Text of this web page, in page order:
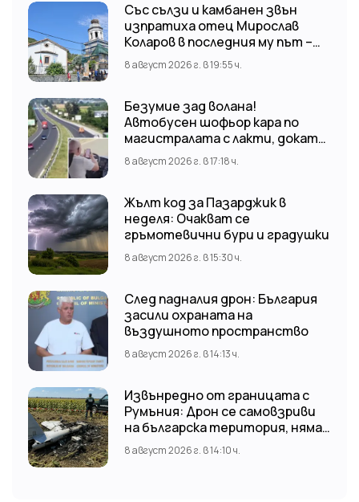
Със сълзи и камбанен звън
изпратиха отец Мирослав
Коларов в последния му път –
Пловдивският митрополит
Николай отслужи опелото
8 август 2026 г. в 19:55 ч.
Безумие зад волана!
Автобусен шофьор кара по
магистралата с лакти, докато
гледа TikTok
8 август 2026 г. в 17:18 ч.
Жълт код за Пазарджик в
неделя: Очакват се
гръмотевични бури и градушки
8 август 2026 г. в 15:30 ч.
След падналия дрон: България
засили охраната на
въздушното пространство
8 август 2026 г. в 14:13 ч.
Извънредно от границата с
Румъния: Дрон се самовзриви
на българска територия, няма
щети
8 август 2026 г. в 14:10 ч.